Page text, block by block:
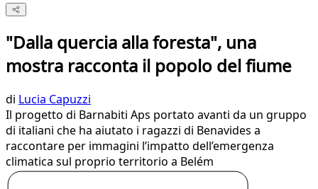
"Dalla quercia alla foresta", una
mostra racconta il popolo del fiume
di Lucia Capuzzi
Il progetto di Barnabiti Aps portato avanti da un gruppo
di italiani che ha aiutato i ragazzi di Benavides a
raccontare per immagini l’impatto dell’emergenza
climatica sul proprio territorio a Belém